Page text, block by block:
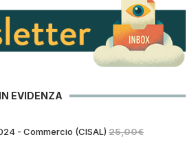
EVIDENZA
- Commercio (CISAL) 25,00€